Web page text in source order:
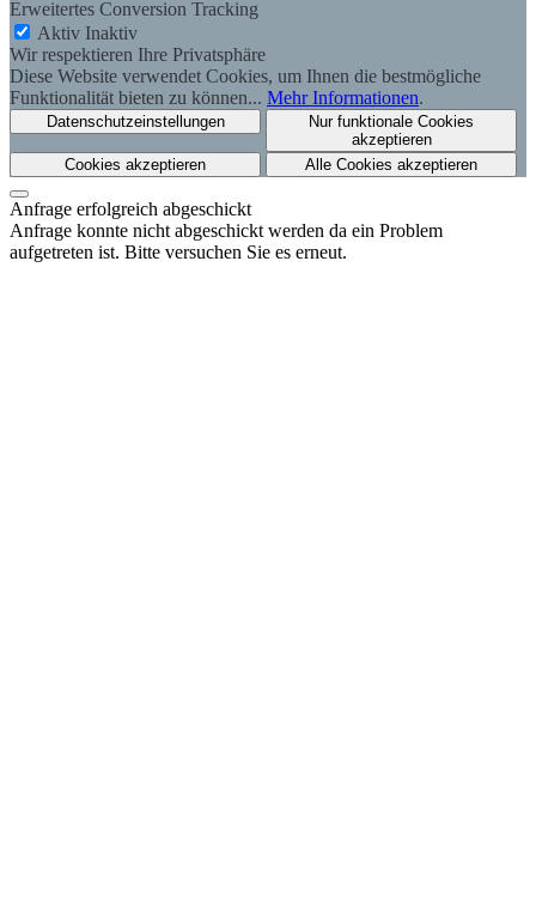
Erweitertes Conversion Tracking
Aktiv Inaktiv
Wir respektieren Ihre Privatsphäre
Diese Website verwendet Cookies, um Ihnen die bestmögliche
Funktionalität bieten zu können... Mehr Informationen.
Datenschutzeinstellungen
Nur funktionale Cookies
akzeptieren
Cookies akzeptieren
Alle Cookies akzeptieren
Anfrage erfolgreich abgeschickt
Anfrage konnte nicht abgeschickt werden da ein Problem
aufgetreten ist. Bitte versuchen Sie es erneut.